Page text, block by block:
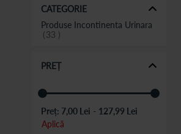
CATEGORIE
Produse Incontinenta Urinara
33
PREȚ
Preț: 7,00 Lei - 127,99 Lei
Aplică